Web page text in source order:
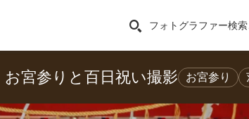
フォトグラファー検索
宮参りと百日祝い撮影 お宮参り